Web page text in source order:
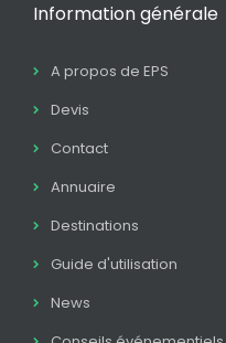
Information générale
A propos de EPS
Devis
Contact
Annuaire
Destinations
Guide d'utilisation
News